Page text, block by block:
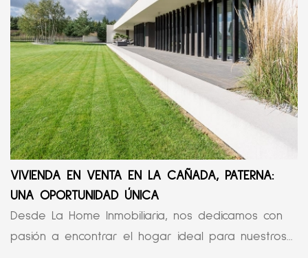
VIVIENDA EN VENTA EN LA CAÑADA, PATERNA:
UNA OPORTUNIDAD ÚNICA
Desde La Home Inmobiliaria, nos dedicamos con
pasión a encontrar el hogar ideal para nuestros...